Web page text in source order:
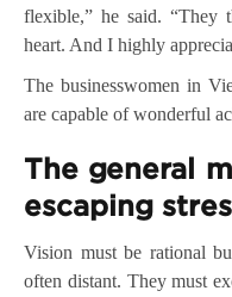
flexible,” he said. “They
heart. And I highly
The businesswomen in
are capable of wonderful
The general
escaping
Vision must be rational
often distant. They must